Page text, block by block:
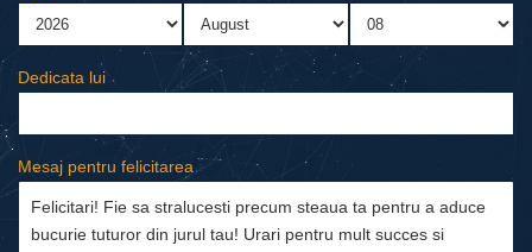
Dedicata lui
Mesaj pentru felicitarea